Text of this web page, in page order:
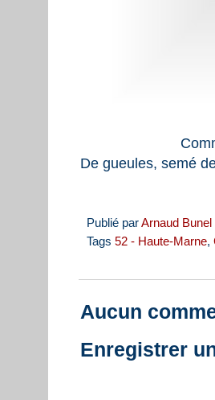
De gueules, semé
Publié parArnaud Bunel
Tags 52 - Haute-Marne,
Aucun
Enregistrer